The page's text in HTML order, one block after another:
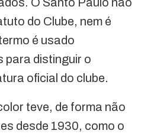
O Santo Paulo não
do Clube, nem é
é usado
para distinguir o
oficial do clube.
teve, de forma não
desde 1930, como o